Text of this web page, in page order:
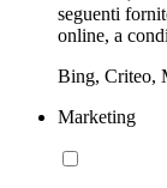
seguenti
online, a
Bing, Criteo,
Marketing